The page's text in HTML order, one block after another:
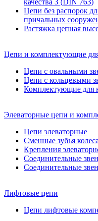
качества 3 (DIN 763)
Цепи без распорок
причальных
Растяжка цепная
Цепи и комплектующие
Цепи с овальными
Цепи с кольцевыми
Комплектующие для
Элеваторные цепи и
Цепи элеваторные
Сменные зубья
Крепления
Соединительные
Соединительные
Лифтовые цепи
Цепи лифтовые